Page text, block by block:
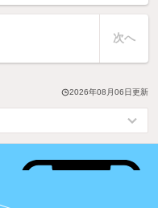
次へ
2026年08月06日更新